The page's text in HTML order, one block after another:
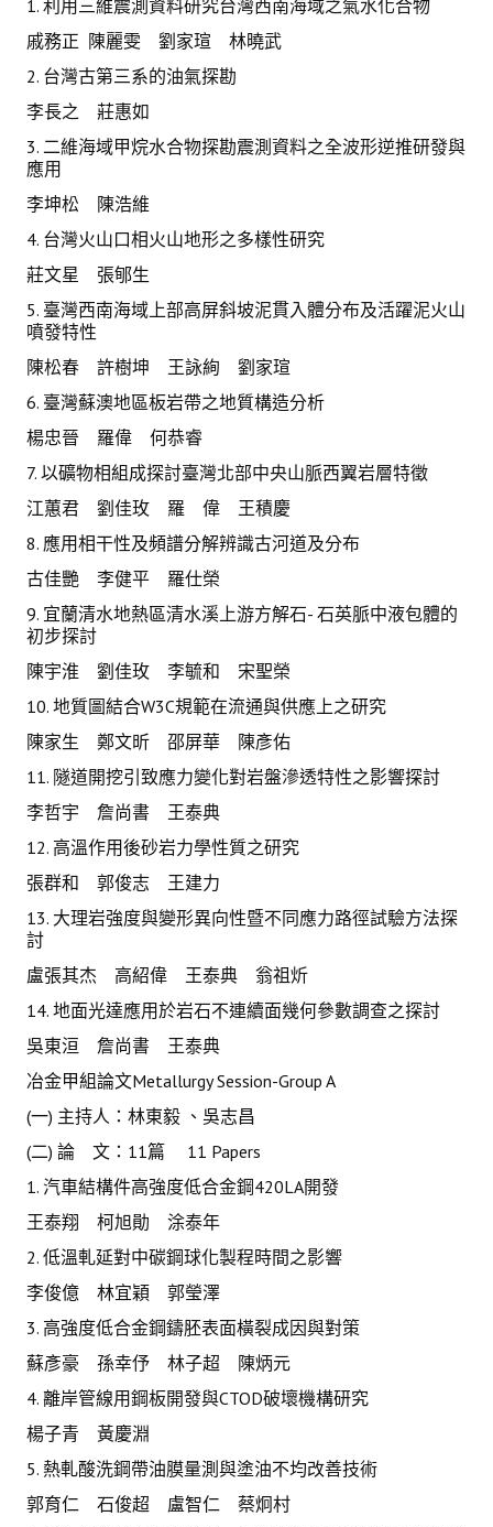
1. 利用三維震測資料研究台灣西南海域之氣水化合物
戚務正 陳麗雯 劉家瑄 林曉武
2. 台灣古第三系的油氣探勘
李長之 莊惠如
3. 二維海域甲烷水合物探勘震測資料之全波形逆推研發與
應用
李坤松 陳浩維
4. 台灣火山口相火山地形之多樣性研究
莊文星 張郇生
5. 臺灣西南海域上部高屏斜坡泥貫入體分布及活躍泥火山
噴發特性
陳松春 許樹坤 王詠絢 劉家瑄
6. 臺灣蘇澳地區板岩帶之地質構造分析
楊忠晉 羅偉 何恭睿
7. 以礦物相組成探討臺灣北部中央山脈西翼岩層特徵
江蕙君 劉佳玫 羅 偉 王積慶
8. 應用相干性及頻譜分解辨識古河道及分布
古佳艷 李健平 羅仕榮
9. 宜蘭清水地熱區清水溪上游方解石- 石英脈中液包體的
初步探討
陳宇淮 劉佳玫 李毓和 宋聖榮
10. 地質圖結合W3C規範在流通與供應上之研究
陳家生 鄭文昕 邵屏華 陳彥佑
11. 隧道開挖引致應力變化對岩盤滲透特性之影響探討
李哲宇 詹尚書 王泰典
12. 高溫作用後砂岩力學性質之研究
張群和 郭俊志 王建力
13. 大理岩強度與變形異向性暨不同應力路徑試驗方法探
討
盧張其杰 高紹偉 王泰典 翁祖炘
14. 地面光達應用於岩石不連續面幾何參數調查之探討
吳東洹 詹尚書 王泰典
冶金甲組論文Metallurgy Session-Group A
(一) 主持人：林東毅 、吳志昌
(二) 論 文：11篇 11 Papers
1. 汽車結構件高強度低合金鋼420LA開發
王泰翔 柯旭勛 涂泰年
2. 低溫軋延對中碳鋼球化製程時間之影響
李俊億 林宜穎 郭瑩澤
3. 高強度低合金鋼鑄胚表面橫裂成因與對策
蘇彥豪 孫幸伃 林子超 陳炳元
4. 離岸管線用鋼板開發與CTOD破壞機構研究
楊子青 黃慶淵
5. 熱軋酸洗鋼帶油膜量測與塗油不均改善技術
郭育仁 石俊超 盧智仁 蔡炯村